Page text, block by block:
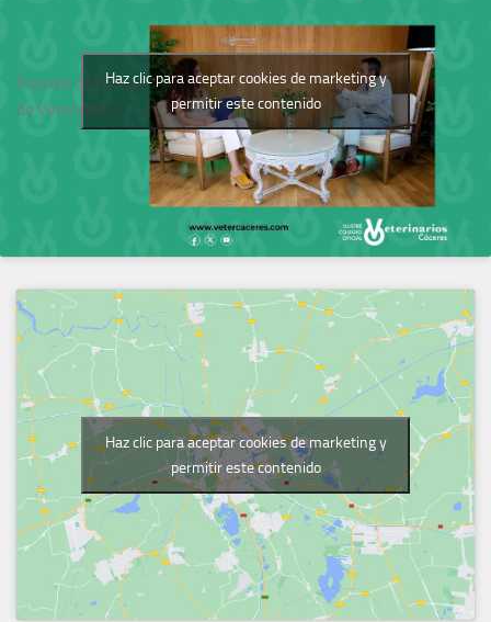
Podcast del Colegio
de Veterinarios
Haz clic para aceptar cookies de marketing y
permitir este contenido
Haz clic para aceptar cookies de marketing y
permitir este contenido